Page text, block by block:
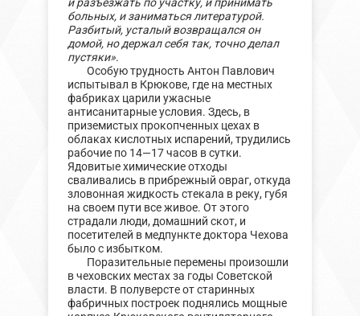
больных, и заниматься литературой.
Разбитый, усталый возвращался он
домой, но держал себя так, точно делал
пустяки».
Особую трудность Антон Павлович
испытывал в Крюкове, где на местных
фабриках царили ужасные
антисанитарные условия. Здесь, в
приземистых прокопченных цехах в
облаках кислотных испарений, трудились
рабочие по 14—17 часов в сутки.
Ядовитые химические отходы
сваливались в прибрежный овраг, откуда
зловонная жидкость стекала в реку, губя
на своем пути все живое. От этого
страдали люди, домашний скот, и
посетителей в медпункте доктора Чехова
было с избытком.
Поразительные перемены произошли
в чеховских местах за годы Советской
власти. В полуверсте от старинных
фабричных построек поднялись мощные